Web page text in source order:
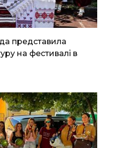
представила
на фестивалі в